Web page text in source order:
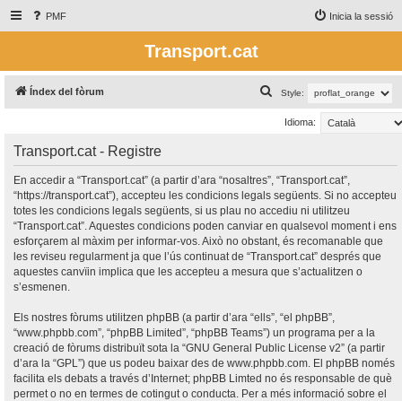
PMF Inicia la sessió
Transport.cat
Índex del fòrum Style:
e
a
Idioma:
Transport.cat - Registre
En accedir a “Transport.cat” (a partir d’ara “nosaltres”, “Transport.cat”,
“https://transport.cat”), accepteu les condicions legals següents. Si no accepteu
totes les condicions legals següents, si us plau no accediu ni utilitzeu
“Transport.cat”. Aquestes condicions poden canviar en qualsevol moment i ens
esforçarem al màxim per informar-vos. Això no obstant, és recomanable que
les reviseu regularment ja que l’ús continuat de “Transport.cat” després que
aquestes canvïin implica que les accepteu a mesura que s’actualitzen o
s’esmenen.
Els nostres fòrums utilitzen phpBB (a partir d’ara “ells”, “el phpBB”,
“www.phpbb.com”, “phpBB Limited”, “phpBB Teams”) un programa per a la
creació de fòrums distribuït sota la “GNU General Public License v2” (a partir
d’ara la “GPL”) que us podeu baixar des de www.phpbb.com . El phpBB només
facilita els debats a través d’Internet; phpBB Limted no és responsable de què
permet o no en termes de cotingut o conducta. Per a més informació sobre el